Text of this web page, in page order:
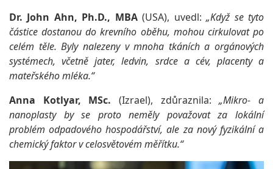
Dr. John Ahn, Ph.D., MBA(USA), uvedl:„Když se tyto
částice dostanou do krevního oběhu, mohou cirkulovat po
celém těle. Byly nalezeny v mnoha tkáních a orgánových
systémech, včetně jater, ledvin, srdce a cév, placenty a
mateřského mléka.“
Anna Kotlyar, MSc. (Izrael), zdůraznila:„Mikro- a
nanoplasty by se proto neměly považovat za lokální
problém odpadového hospodářství, ale za nový fyzikální a
chemický faktor v celosvětovém měřítku.“